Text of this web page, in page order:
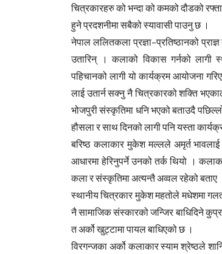
चित्रकारहरु को भन्दा को कमको दौडको
हुने प्रदशनीमा सबैको स्यावासी पाउनु छ ।
नेपाल ललितकला प्रज्ञा–प्रतिष्ठानको
उतारिन् । कलाको विकास गर्नको लागी
पहिचानको लागी यो कार्यक्रम आयोजना
लाई उतार्न सक्नु नै चित्रकारको शक्ति
भोजपुरी संस्कृतिमा धनि भएको बताउदै
हौसला र साथ दिनको लागी पनि यस्ता
बरिष्ठ कलाकार मुकेश मल्लले अमृर्त
आधारमा हेरिनुपर्ने उनको तर्क थियो ।
कला र संस्कृतिमा अत्यन्तै अव्वल रहेको बताए
स्थानीय चित्रकार मुकेश महतोले मधेशमा
नै सामाजिक संस्कारको जन्जिर बाधिदिने
त अर्को खुट्टामा पायल बाधिएको छ ।
विरगन्जका अर्को कलाकार स्याम श्रेष्ठले